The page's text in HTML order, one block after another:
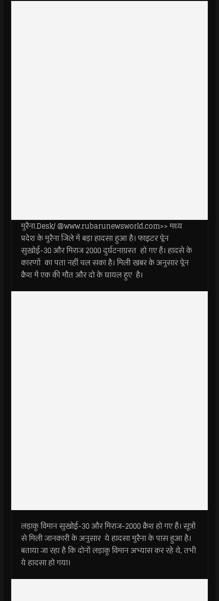
मुरैना.Desk/ @www.rubarunewsworld.com>> मध्य
प्रदेश के मुरैना जिले में बड़ा हादसा हुआ है। फाइटर प्लेन
सुखोई-30 और मिराज 2000 दुर्घटनाग्रस्त हो गए हैं। हादसे के
कारणों का पता नहीं चल सका है। मिली खबर के अनुसार प्लेन
क्रैश में एक की मौत और दो के घायल हुए है।
लड़ाकू विमान सुखोई-30 और मिराज-2000 क्रैश हो गए हैं। सूत्रों
से मिली जानकारी के अनुसार ये हादसा मुरैना के पास हुआ है।
बताया जा रहा है कि दोनों लड़ाकू विमान अभ्यास कर रहे थे, तभी
ये हादसा हो गया।